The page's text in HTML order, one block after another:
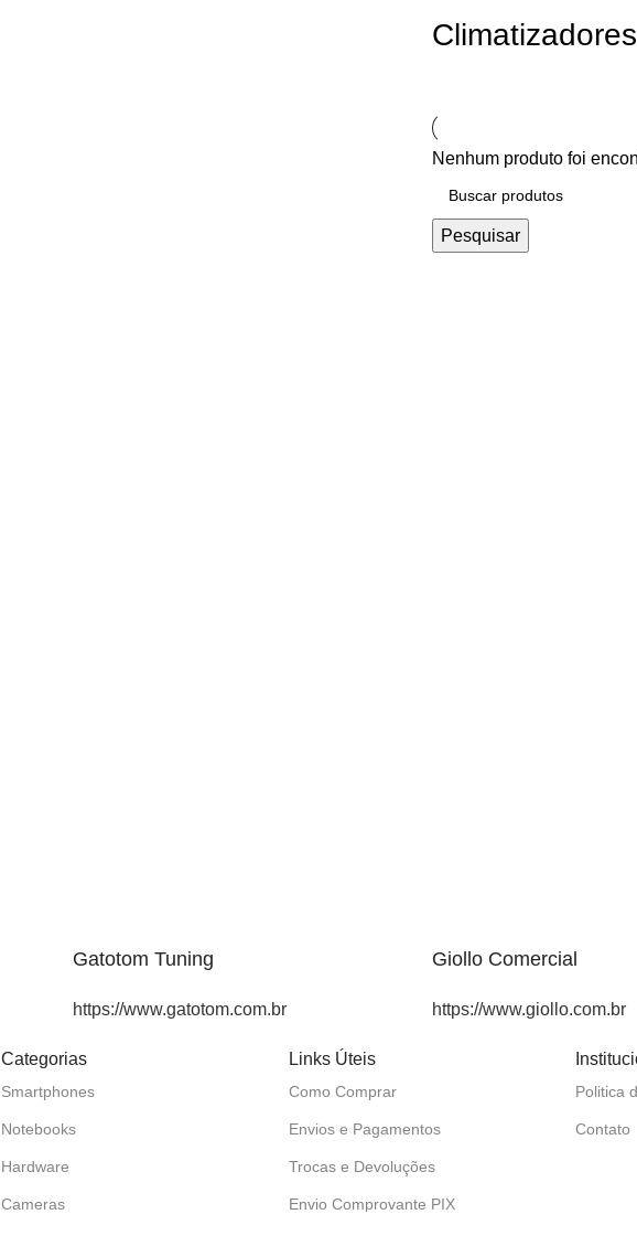
Climatizadores
Nenhum produto foi
Pesquisar
Gatotom Tuning
https://www.gatotom.com.br
Giollo Comercial
https://www.giollo.com.br
Categorias
Smartphones
Notebooks
Hardware
Cameras
Links Úteis
Como Comprar
Envios e Pagamentos
Trocas e Devoluções
Envio Comprovante PIX
Politica
Contato